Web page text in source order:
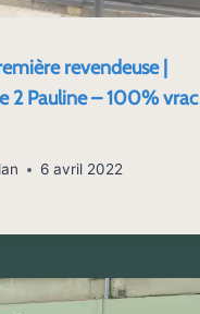
revendeuse |
2 Pauline – 100% vrac
6 avril 2022